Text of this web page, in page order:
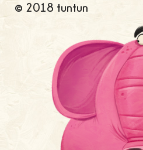
© 2018 tuntun